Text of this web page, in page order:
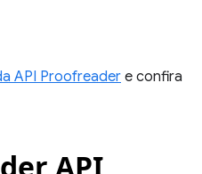
API Proofreader e confira